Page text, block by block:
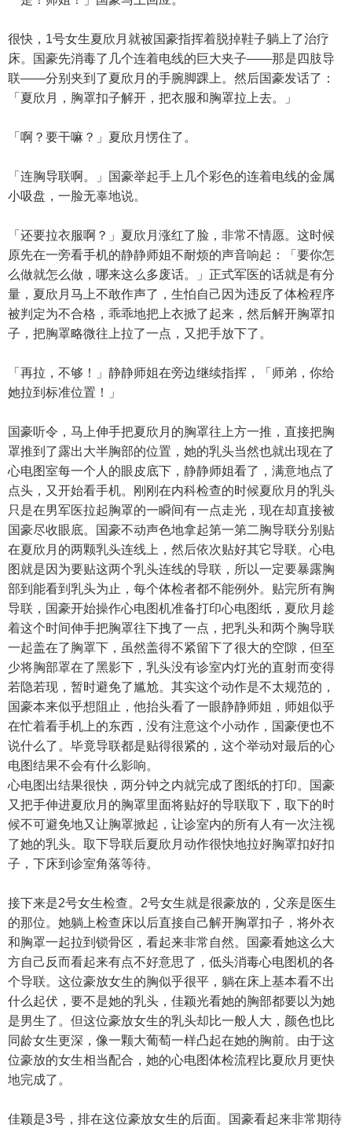
很快，1号女生夏欣月就被国豪指挥着脱掉鞋子躺上了治疗
床。国豪先消毒了几个连着电线的巨大夹子——那是四肢导
联——分别夹到了夏欣月的手腕脚踝上。然后国豪发话了：
「夏欣月，胸罩扣子解开，把衣服和胸罩拉上去。」
「啊？要干嘛？」夏欣月愣住了。
「连胸导联啊。」国豪举起手上几个彩色的连着电线的金属
小吸盘，一脸无辜地说。
「还要拉衣服啊？」夏欣月涨红了脸，非常不情愿。这时候
原先在一旁看手机的静静师姐不耐烦的声音响起：「要你怎
么做就怎么做，哪来这么多废话。」正式军医的话就是有分
量，夏欣月马上不敢作声了，生怕自己因为违反了体检程序
被判定为不合格，乖乖地把上衣掀了起来，然后解开胸罩扣
子，把胸罩略微往上拉了一点，又把手放下了。
「再拉，不够！」静静师姐在旁边继续指挥，「师弟，你给
她拉到标准位置！」
国豪听令，马上伸手把夏欣月的胸罩往上方一推，直接把胸
罩推到了露出大半胸部的位置，她的乳头当然也就出现在了
心电图室每一个人的眼皮底下，静静师姐看了，满意地点了
点头，又开始看手机。刚刚在内科检查的时候夏欣月的乳头
只是在男军医拉起胸罩的一瞬间有一点走光，现在却直接被
国豪尽收眼底。国豪不动声色地拿起第一第二胸导联分别贴
在夏欣月的两颗乳头连线上，然后依次贴好其它导联。心电
图就是因为要贴这两个乳头连线的导联，所以一定要暴露胸
部到能看到乳头为止，每个体检者都不能例外。贴完所有胸
导联，国豪开始操作心电图机准备打印心电图纸，夏欣月趁
着这个时间伸手把胸罩往下拽了一点，把乳头和两个胸导联
一起盖在了胸罩下，虽然盖得不紧留下了很大的空隙，但至
少将胸部罩在了黑影下，乳头没有诊室内灯光的直射而变得
若隐若现，暂时避免了尴尬。其实这个动作是不太规范的，
国豪本来似乎想阻止，他抬头看了一眼静静师姐，师姐似乎
在忙着看手机上的东西，没有注意这个小动作，国豪便也不
说什么了。毕竟导联都是贴得很紧的，这个举动对最后的心
电图结果不会有什么影响。
心电图出结果很快，两分钟之内就完成了图纸的打印。国豪
又把手伸进夏欣月的胸罩里面将贴好的导联取下，取下的时
候不可避免地又让胸罩掀起，让诊室内的所有人有一次注视
了她的乳头。取下导联后夏欣月动作很快地拉好胸罩扣好扣
子，下床到诊室角落等待。
接下来是2号女生检查。2号女生就是很豪放的，父亲是医生
的那位。她躺上检查床以后直接自己解开胸罩扣子，将外衣
和胸罩一起拉到锁骨区，看起来非常自然。国豪看她这么大
方自己反而看起来有点不好意思了，低头消毒心电图机的各
个导联。这位豪放女生的胸似乎很平，躺在床上基本看不出
什么起伏，要不是她的乳头，佳颖光看她的胸部都要以为她
是男生了。但这位豪放女生的乳头却比一般人大，颜色也比
同龄女生更深，像一颗大葡萄一样凸起在她的胸前。由于这
位豪放的女生相当配合，她的心电图体检流程比夏欣月更快
地完成了。
佳颖是3号，排在这位豪放女生的后面。国豪看起来非常期待